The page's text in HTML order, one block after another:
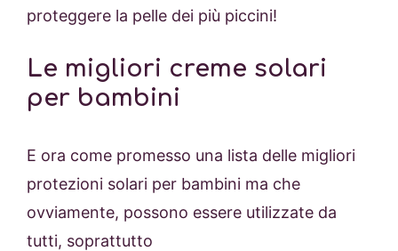
proteggere la pelle dei più piccini!
Le migliori creme solari
per bambini
E ora come promesso una lista delle migliori
protezioni solari per bambini ma che
ovviamente, possono essere utilizzate da
tutti, soprattutto